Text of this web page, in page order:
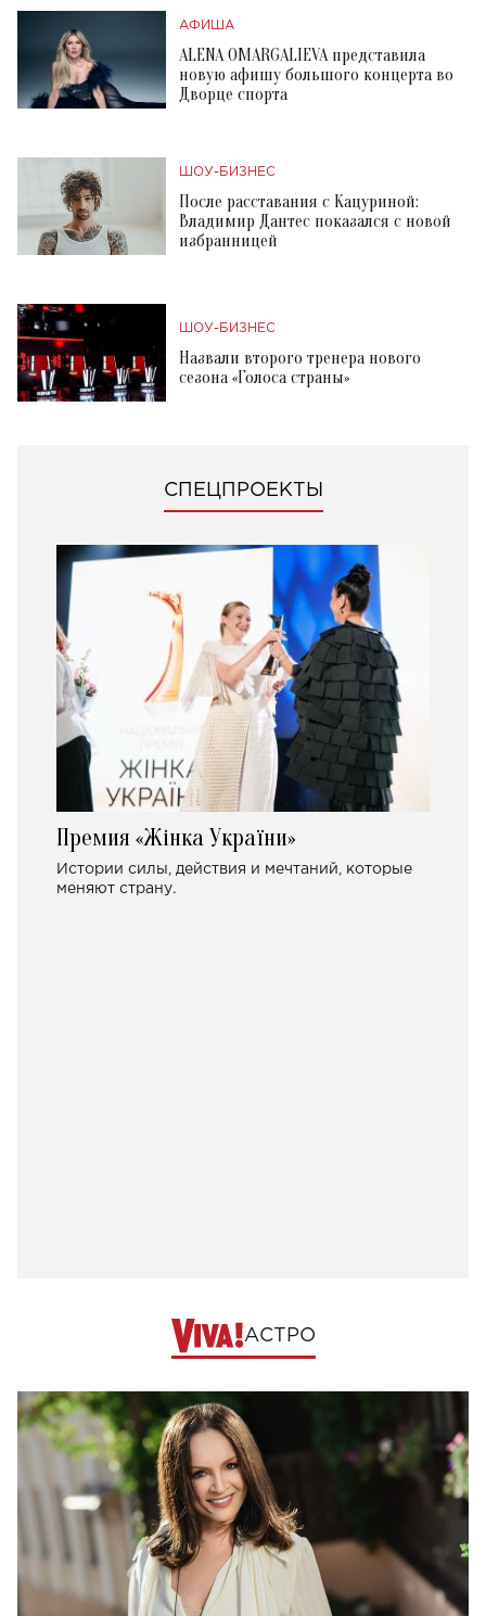
АФИША
ALENA OMARGALIEVA представила
новую афишу большого концерта во
Дворце спорта
ШОУ-БИЗНЕС
После расставания с Кацуриной:
Владимир Дантес показался с новой
избранницей
ШОУ-БИЗНЕС
Назвали второго тренера нового
сезона «Голоса страны»
СПЕЦПРОЕКТЫ
Премия «Жінка України»
Истории силы, действия и мечтаний, которые
меняют страну.
АСТРО